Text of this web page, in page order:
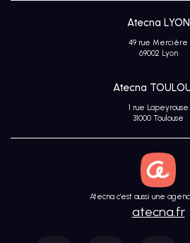
Atecna LYON
49 rue Mercière
69002 Lyon
Atecna
1 rue Lapeyrouse
31000 Toulouse
Atecna c’est aussi une
atecna.fr